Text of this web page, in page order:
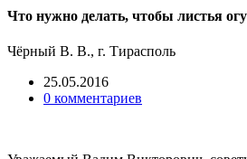
Что нужно делать, чтобы листья
Чёрный В. В., г. Тирасполь
25.05.2016
0 комментариев